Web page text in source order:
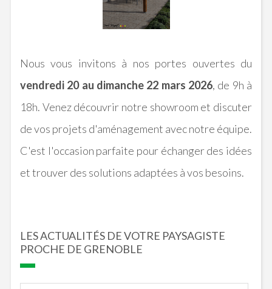
Nous vous invitons à nos portes ouvertes du
vendredi 20 au dimanche 22 mars 2026, de 9h à
18h. Venez découvrir notre showroom et discuter
de vos projets d'aménagement avec notre équipe.
C'est l'occasion parfaite pour échanger des idées
et trouver des solutions adaptées à vos besoins.
LES ACTUALITÉS DE VOTRE PAYSAGISTE
PROCHE DE GRENOBLE